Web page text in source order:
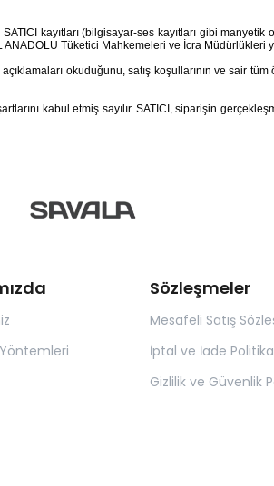
kayıtları (bilgisayar-ses kayıtları gibi
Tüketici Mahkemeleri ve İcra Müdürlükleri
okuduğunu, satış koşullarının ve sair
kabul etmiş sayılır. SATICI, siparişin
Sözleşmeler
Mesafeli Satış
İptal ve İade
Gizlilik ve Güvenlik